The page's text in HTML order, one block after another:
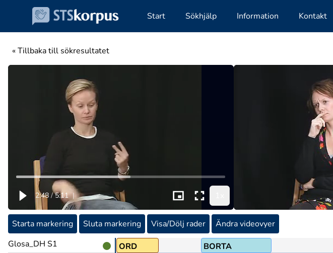
Start Sökhjälp Information Kontakt
« Tillbaka till sökresultatet
2:48 / 5:11 |
Starta markering Sluta markering Visa/Dölj rader
Ändra videovyer
Glosa_DH S1
ORD BORTA